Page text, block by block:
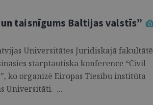
taisnīgums Baltijas valstīs”
Universitātes Juridiskajā fakultātē
starptautiska konference “Civil
ko organizē Eiropas Tiesību institūta
Universitāti. ...